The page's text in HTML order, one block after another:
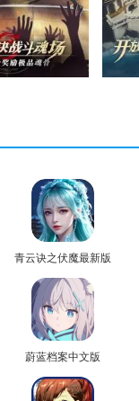
青云诀之伏魔最新版
蔚蓝档案中文版